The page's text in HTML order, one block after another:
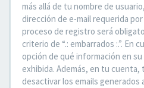
más allá de tu nombre de
dirección de e-mail requerida
proceso de registro será
criterio de “.: embarrados :.”. En
opción de qué información en
exhibida. Además, en tu
desactivar los emails